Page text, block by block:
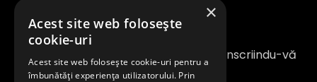
Newsletter
Fiți la curent cu noutățile și promoțiile înscriindu-vă
la newsletter-ul nostru
×
Acest site web folosește
cookie-uri
Acest site web folosește cookie-uri pentru a
îmbunătăți experiența utilizatorului. Prin